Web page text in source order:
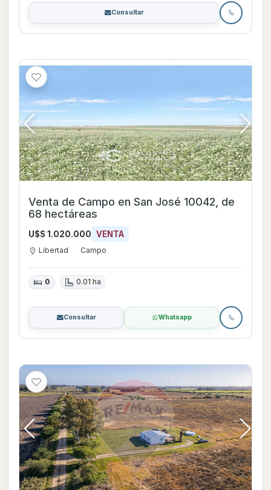
Consultar
Venta de Campo en San José 10042, de
68 hectáreas
U$S 1.020.000 VENTA
Libertad Campo
0 0.01 ha
Consultar Whatsapp